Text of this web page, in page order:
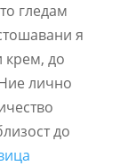
гледам
я
крем, до
лично
до